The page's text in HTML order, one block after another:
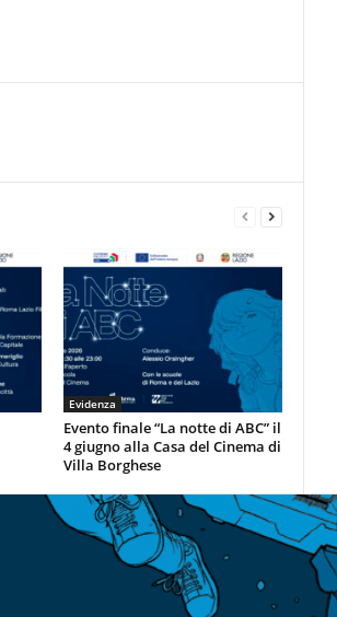
Evidenza
Evento finale “La notte di ABC” il
4 giugno alla Casa del Cinema di
Villa Borghese